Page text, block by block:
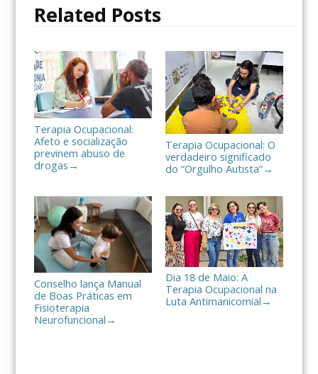
k
i
a
r
Related Posts
Terapia Ocupacional:
Afeto e socialização
previnem abuso de
drogas →
Terapia Ocupacional: O
verdadeiro significado
do “Orgulho Autista”→
Conselho lança Manual
de Boas Práticas em
Fisioterapia
Neurofuncional →
Dia 18 de Maio: A
Terapia Ocupacional na
Luta Antimanicomial →